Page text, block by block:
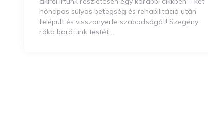
hónapos súlyos betegség és rehabilitáció után
felépült és visszanyerte szabadságát! Szegény
róka barátunk testét…